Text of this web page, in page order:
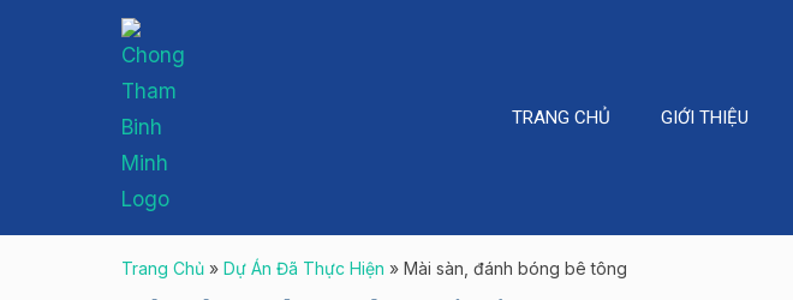
TRANG CHỦ GIỚI THIỆU
Trang Chủ» Dự Án Đã Thực Hiện » Mài sàn, đánh bóng bê tông